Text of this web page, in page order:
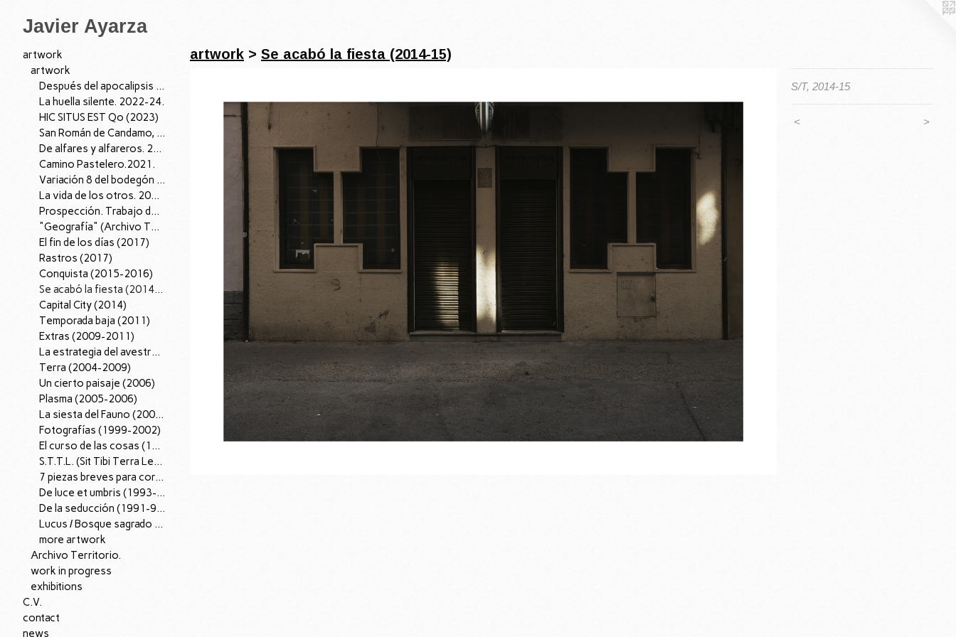
Javier Ayarza
artwork
artwork
Después del apocalipsis I, 2026.
La huella silente. 2022-24.
HIC SITUS EST Qo (2023)
San Román de Candamo, 04/07/22. 2022
De alfares y alfareros. 2021.
Camino Pastelero.2021.
Variación 8 del bodegón con cardo y zanahorias de fray Juan Sánchez Cotán. 2021.
La vida de los otros. 2019.
Prospección. Trabajo de Campo (2018-2019)
"Geografía" (Archivo Territorio); 2016-18.
El fin de los días (2017)
Rastros (2017)
Conquista (2015-2016)
Se acabó la fiesta (2014-15)
Capital City (2014)
Temporada baja (2011)
Extras (2009-2011)
La estrategia del avestruz (2007-12).
Terra (2004-2009)
Un cierto paisaje (2006)
Plasma (2005-2006)
La siesta del Fauno (2002-2005)
Fotografías (1999-2002)
El curso de las cosas (1997-98)
S.T.T.L. (Sit Tibi Terra Levis), (1995-97)
7 piezas breves para corazón (1996)
De luce et umbris (1993-95)
De la seducción (1991-96)
Lucus / Bosque sagrado (1988-90)
more artwork
Archivo Territorio.
work in progress
exhibitions
C.V.
contact
news
artwork > Se acabó la fiesta (2014-15)
S/T, 2014-15
< >